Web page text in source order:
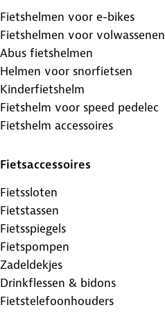
Fietshelmen voor e-bikes
Fietshelmen voor volwassenen
Abus fietshelmen
Helmen voor snorfietsen
Kinderfietshelm
Fietshelm voor speed pedelec
Fietshelm accessoires
Fietsaccessoires
Fietssloten
Fietstassen
Fietsspiegels
Fietspompen
Zadeldekjes
Drinkflessen & bidons
Fietstelefoonhouders